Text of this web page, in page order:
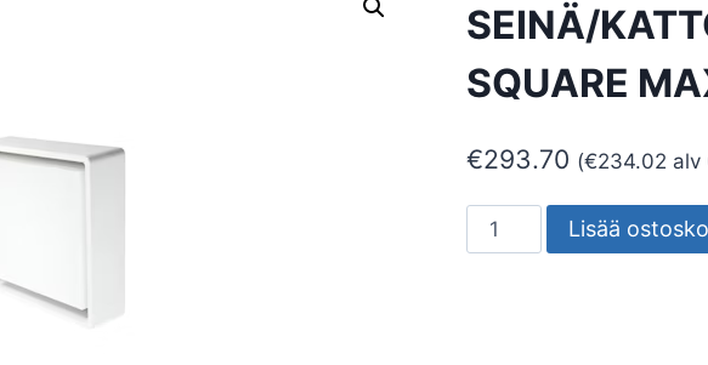
SEINÄ/
SQUARE
€293.70 (€234.02 alv
SEINÄ/KATTOVALAISIN
ULKO
Lisää